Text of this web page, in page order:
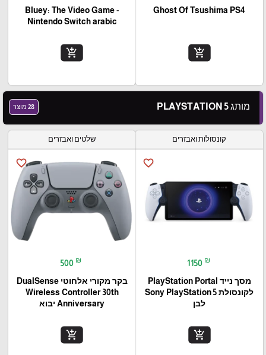
Ghost Of Tsushima PS4
add_shopping_cart
Bluey: The Video Game -
Nintendo Switch arabic
add_shopping_cart
מותג PLAYSTATION 5 28 מוצר
קונסולות ואבזרים
favorite_border
1150 ₪
מסך נייד PlayStation Portal‎
לקונסולת Sony PlayStation 5
לבן
add_shopping_cart
שלטים ואבזרים
favorite_border
500 ₪
בקר מקורי אלחוטי DualSense
Wireless Controller 30th
Anniversary יבוא
add_shopping_cart